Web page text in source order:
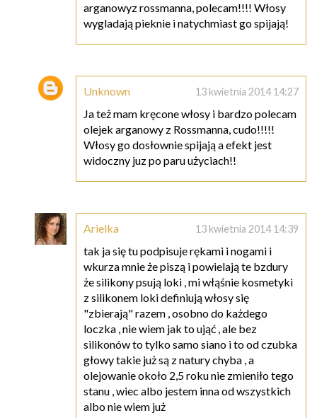
arganowyz rossmanna, polecam!!!! Włosy
wygladają pieknie i natychmiast go spijają!
Unknown 13 kwietnia 2014 14:27
Ja też mam kręcone włosy i bardzo polecam
olejek arganowy z Rossmanna, cudo!!!!!
Włosy go dosłownie spijają a efekt jest
widoczny juz po paru użyciach!!
Arielka 13 kwietnia 2014 14:39
tak ja się tu podpisuje rękami i nogami i
wkurza mnie że piszą i powielają te bzdury
że silikony psują loki , mi włąśnie kosmetyki
z silikonem loki definiują włosy się
"zbierają" razem , osobno do każdego
loczka , nie wiem jak to ująć , ale bez
silikonów to tylko samo siano i to od czubka
głowy takie już są z natury chyba , a
olejowanie około 2,5 roku nie zmieniło tego
stanu , wiec albo jestem inna od wszystkich
albo nie wiem już